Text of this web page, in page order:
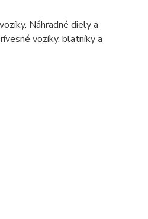
Náhradné diely a
vozíky, blatníky a